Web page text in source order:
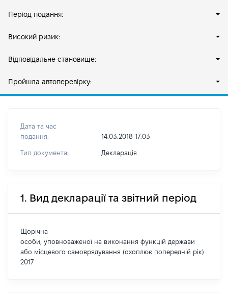
Період подання:
Високий ризик:
Відповідальне становище:
Пройшла автоперевірку:
Дата та час
подання:
14.03.2018 17:03
Тип документа: Декларація
1. Вид декларації та звітний період
Щорічна
особи, уповноваженої на виконання функцій держави
або місцевого самоврядування (охоплює попередній рік)
2017